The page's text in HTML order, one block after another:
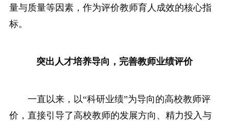
量与质量等因素，作为评价教师育人成效的核心指
标。
突出人才培养导向，完善教师业绩评价
一直以来，以“科研业绩”为导向的高校教师评
价，直接引导了高校教师的发展方向、精力投入与